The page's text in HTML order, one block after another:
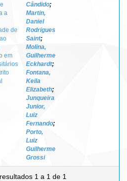
a
de
em
Cândido;
Martin,
Daniel
Rodrigues
Saint;
Molina,
Guilherme
Eckhardt;
Fontana,
Keila
Elizabeth;
Junqueira
Junior,
Luiz
Fernando;
Porto,
Luiz
Guilherme
Grossi
1 a 1 de 1